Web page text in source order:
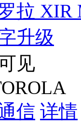
拉 XIR
升级
见
信 详情